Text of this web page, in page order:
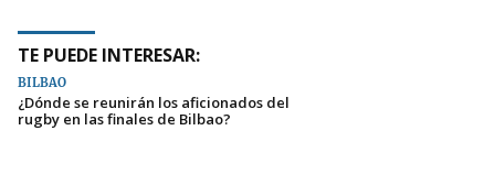
TE PUEDE INTERESAR:
BILBAO
¿Dónde se reunirán los aficionados del
rugby en las finales de Bilbao?